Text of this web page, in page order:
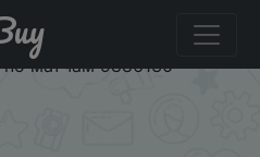
Футбольный Мяч KELME
размер 5, красно зеленый
матчам 9886130